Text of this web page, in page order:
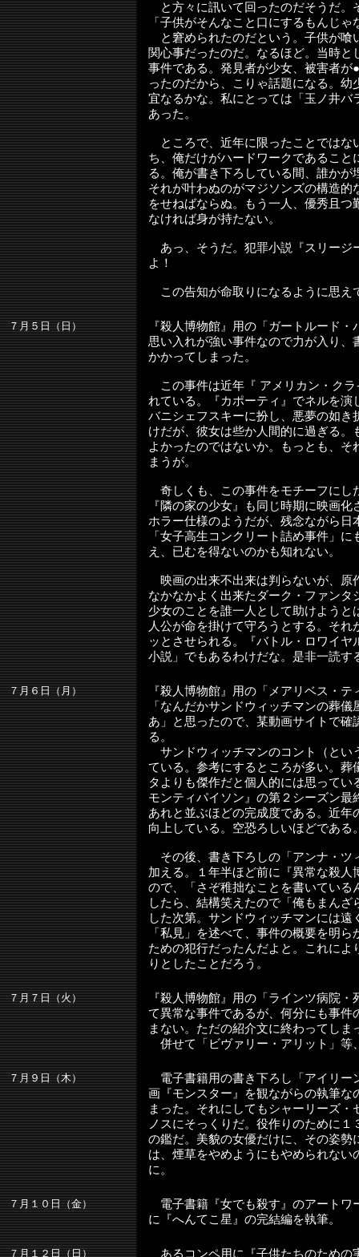
と方々に訊いて回ったのだそうだ。
「子供がそんなこと口にするもんじゃ
と窘められたのだという。子供が喰
関心事だったのだ。なるほど。当時と
事件である。発見者が少女、被害者
ったのだから、こりゃ話題になる。幼
宜なるかな。私にとっては「玉ノ井バ
あった。
ところで、近年に限ったことではな
ち、俺だけがハードワークであること
る。俺が書き下ろしている間、誰かが
それが叶わぬのがマジソンズの構造的
をせねばならぬ。もう一人、優秀且つ
なければ身が持たない。
あっ、そうだ。犯罪小説『スリージ
よ！
この告知が命取りになるように思え
７月５日（日） 『殺人博物館』用の「 ガートルード・
思い入れが強い事件なので力が入り、
かかってしまった。
この事件は近年『 アメリカン・ク
れている。『カポーティ』でネルを演
バニシェフスキーに扮し、悪夢の如き
けだが、彼女は些か人間的に過ぎる。
よかったのではないか。もっとも、そ
まうが。
奇しくも、この事件をモチーフにし
『隣の家の少女』も同じ時期に映画
ホラー仕様のようだが、残念ながら日
「女子高生コンクリート詰め事件」
え、已むを得ないのかも知れない。
映画の出来不出来は判らないが、原
なかなかよく出来たダーク・ファンタ
少女のことを誰一人として助けようと
人公が命を掛けて守ろうとする。そ
ッとさせられる。『バトル・ロワイヤ
小説」でもあるわけだな。是非一読す
７月６日（月）
『殺人博物館』用の「メアリベス・
「なんだかサンドウィッチマンの葬
あ」と思ったので、某動画サイトで確
る。
サンドウィッチマンのコント（とい
ている。参考にするところが多い。葬
タよりも傑作だと個人的には思ってい
モンティパイソン』の第２シーズン最
あれと並ぶほどの完成度である。近年
向上している。空恐ろしいほどである
その後、書き下ろしの「アンナ・ツ
加える。１年半ほど前に『異常な殺人
ので、「さぞ稚拙なことを書いている
したら、結構笑えたので「俺もまん
した次第。サンドウィッチマンには遠
「私見」を述べて、事件の概要を明
ための犯行だったんだよと。これによ
りとしたことだろう。
７月７日（火）
『殺人博物館』用の「ラインツ病院
て異常な事件であるが、何分にも事件
まない。ただの紹介文に終わってしま
併せて「ビヴァリー・アリット」等
７月９日（木）
電子書籍用の書き下ろし「アイリー
画『モンスター』を観ながらの執筆な
まった。それにしてもシャーリーズ
ノスにそっくりだ。役作りのために
の鑑だ。美貌の女優だけに、その姿勢
は、煙草をやめようにもやめられない
に。
７月１０日（金）
電子書籍『女でも殺す』のアートワ
に『へんてこ星』の完結編を執筆。
７月１２日（日） あるコンペ用に『子供たちのための